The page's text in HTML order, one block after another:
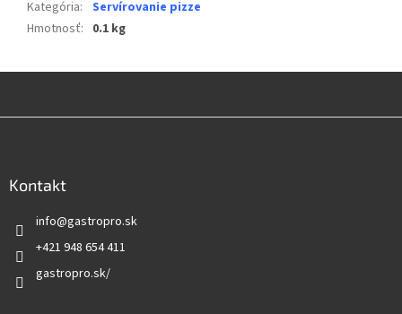
Kategória: Servírovanie pizze
Hmotnosť: 0.1 kg
Kontakt
info@gastropro.sk
+421 948 654 411
gastropro.sk/